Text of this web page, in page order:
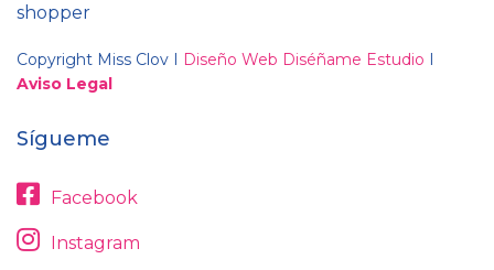
shopper
Copyright Miss Clov I Diseño Web Diséñame Estudio I
Aviso Legal
Sígueme
Facebook
Instagram